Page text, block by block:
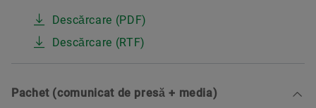
Descărcare (PDF)
Descărcare (RTF)
Pachet (comunicat de presă + media)